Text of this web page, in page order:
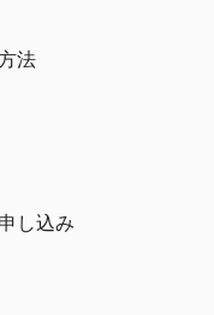
法
し込み